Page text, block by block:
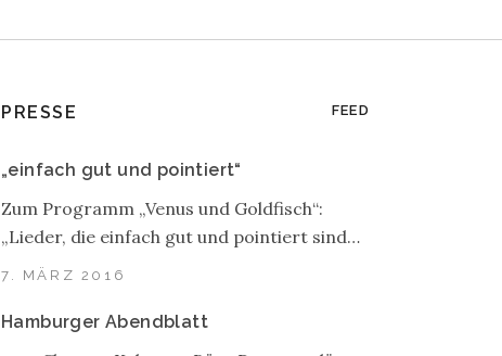
PRESSE FEED
„einfach gut und pointiert“
7. MÄRZ 2016
Zum Programm „Venus und Goldfisch“:
„Lieder, die einfach gut und pointiert sind…
Hamburger Abendblatt